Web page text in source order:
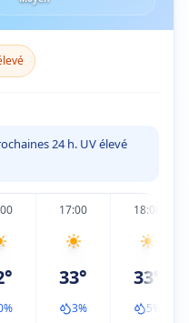
24 h. UV élevé
°
%
17:00
33°
3%
18:00
33°
5